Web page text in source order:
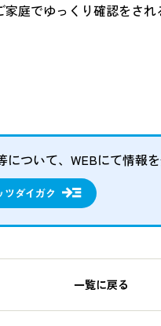
庭でゆっくり確認をさ
ついて、WEBにて情報
ダイガク
一覧に戻る